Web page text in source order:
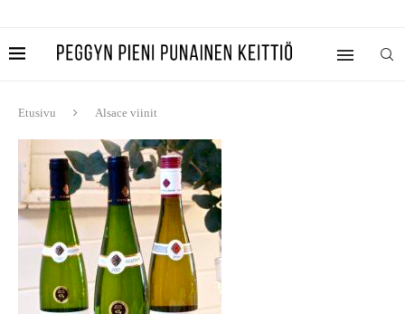
Etusivu Alsace viinit